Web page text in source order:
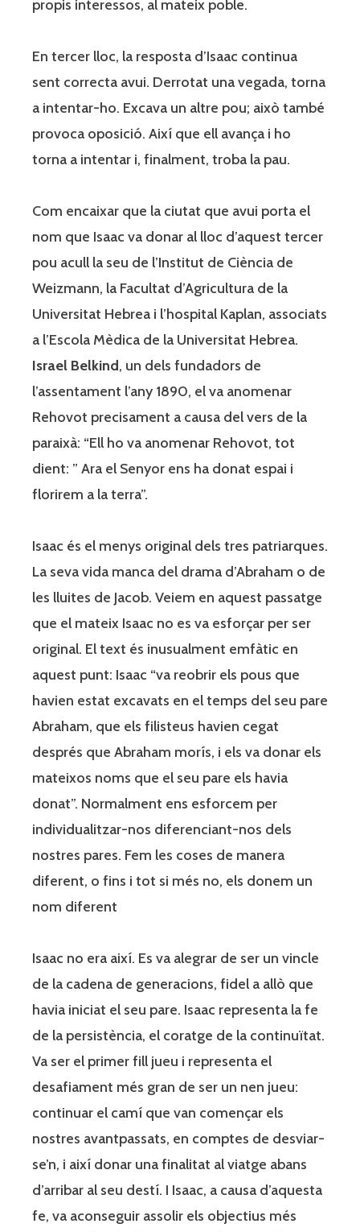
propis interessos, al mateix poble.
En tercer lloc, la resposta d’Isaac continua
sent correcta avui. Derrotat una vegada, torna
a intentar-ho. Excava un altre pou; això també
provoca oposició. Així que ell avança i ho
torna a intentar i, finalment, troba la pau.
Com encaixar que la ciutat que avui porta el
nom que Isaac va donar al lloc d’aquest tercer
pou acull la seu de l’Institut de Ciència de
Weizmann, la Facultat d’Agricultura de la
Universitat Hebrea i l’hospital Kaplan, associats
a l’Escola Mèdica de la Universitat Hebrea.
Israel Belkind, un dels fundadors de
l’assentament l’any 1890, el va anomenar
Rehovot precisament a causa del vers de la
paraixà: “Ell ho va anomenar Rehovot, tot
dient: ” Ara el Senyor ens ha donat espai i
florirem a la terra”.
Isaac és el menys original dels tres patriarques.
La seva vida manca del drama d’Abraham o de
les lluites de Jacob. Veiem en aquest passatge
que el mateix Isaac no es va esforçar per ser
original. El text és inusualment emfàtic en
aquest punt: Isaac “va reobrir els pous que
havien estat excavats en el temps del seu pare
Abraham, que els filisteus havien cegat
després que Abraham morís, i els va donar els
mateixos noms que el seu pare els havia
donat”. Normalment ens esforcem per
individualitzar-nos diferenciant-nos dels
nostres pares. Fem les coses de manera
diferent, o fins i tot si més no, els donem un
nom diferent
Isaac no era així. Es va alegrar de ser un vincle
de la cadena de generacions, fidel a allò que
havia iniciat el seu pare. Isaac representa la fe
de la persistència, el coratge de la continuïtat.
Va ser el primer fill jueu i representa el
desafiament més gran de ser un nen jueu:
continuar el camí que van començar els
nostres avantpassats, en comptes de desviar-
se’n, i així donar una finalitat al viatge abans
d’arribar al seu destí. I Isaac, a causa d’aquesta
fe, va aconseguir assolir els objectius més